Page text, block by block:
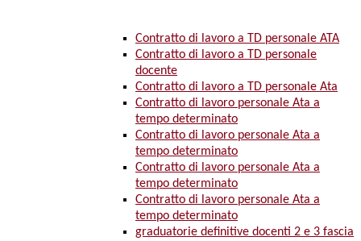
Contratto di lavoro a TD personale ATA
Contratto di lavoro a TD personale
docente
Contratto di lavoro a TD personale Ata
Contratto di lavoro personale Ata a
tempo determinato
Contratto di lavoro personale Ata a
tempo determinato
Contratto di lavoro personale Ata a
tempo determinato
Contratto di lavoro personale Ata a
tempo determinato
graduatorie definitive docenti 2 e 3 fascia